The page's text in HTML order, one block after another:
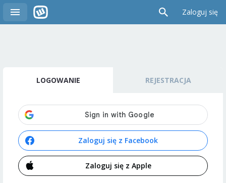
Zaloguj się
LOGOWANIE REJESTRACJA
Zaloguj się z Facebook
Zaloguj się z Apple